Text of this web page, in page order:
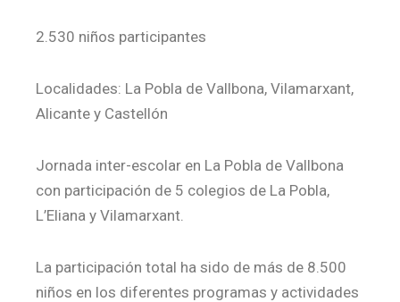
2.530 niños participantes
Localidades: La Pobla de Vallbona, Vilamarxant,
Alicante y Castellón
Jornada inter-escolar en La Pobla de Vallbona
con participación de 5 colegios de La Pobla,
L’Eliana y Vilamarxant.
La participación total ha sido de más de 8.500
niños en los diferentes programas y actividades